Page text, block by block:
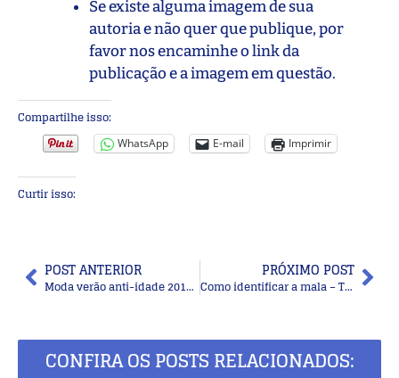
Se existe alguma imagem de sua
autoria e não quer que publique, por
favor nos encaminhe o link da
publicação e a imagem em questão.
Compartilhe isso:
WhatsApp E-mail Imprimir
Curtir isso:
POST ANTERIOR
Moda verão anti-idade 2019: roupas leves
PRÓXIMO POST
Como identificar a mala – Tags para baixar e imprimir
CONFIRA OS POSTS RELACIONADOS: